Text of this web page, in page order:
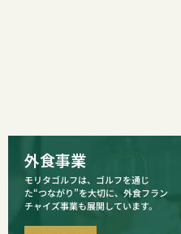
外食事業
モリタゴルフは、ゴルフを通じ
た“つながり”を大切に、外食フラン
チャイズ事業も展開しています。